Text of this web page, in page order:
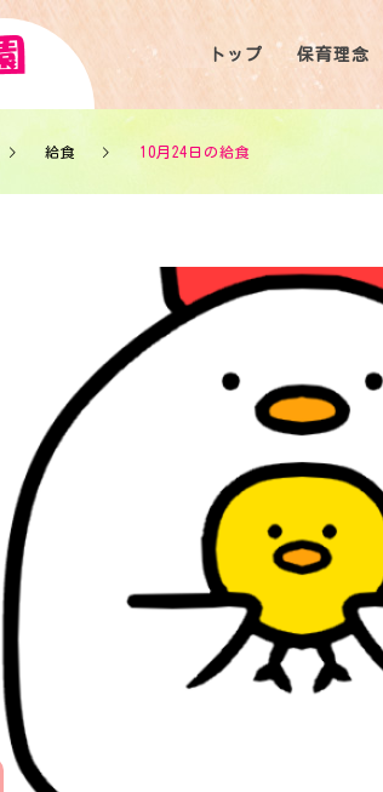
トップ 保育理念
給食 10月24日の給食